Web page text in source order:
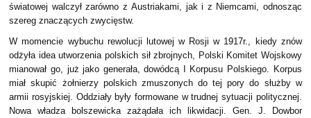
światowej walczył zarówno z Austriakami, jak i z Niemcami, odnosząc
szereg znaczących zwycięstw.
W momencie wybuchu rewolucji lutowej w Rosji w 1917r., kiedy znów
odżyła idea utworzenia polskich sił zbrojnych, Polski Komitet Wojskowy
mianował go, już jako generała, dowódcą I Korpusu Polskiego. Korpus
miał skupić żołnierzy polskich zmuszonych do tej pory do służby w
armii rosyjskiej. Oddziały były formowane w trudnej sytuacji politycznej.
Nowa władza bolszewicka zażądała ich likwidacji. Gen. J. Dowbor